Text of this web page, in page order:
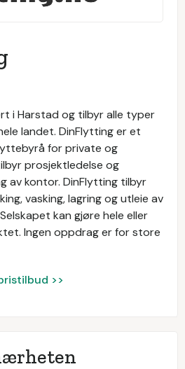
i Harstad og tilbyr alle typer
landet. DinFlytting er et
for private og
prosjektledelse og
av kontor. DinFlytting tilbyr
vasking, lagring og utleie av
kan gjøre hele eller
Ingen oppdrag er for store
>>